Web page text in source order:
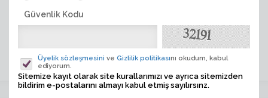
ÜYE ARA
Güvenlik Kodu
Üyelik sözleşmesini ve Gizlilik politikasını okudum, kabul
ediyorum.
Sitemize kayıt olarak site kurallarımızı ve ayrıca sitemizden
bildirim e-postalarını almayı kabul etmiş sayılırsınz.